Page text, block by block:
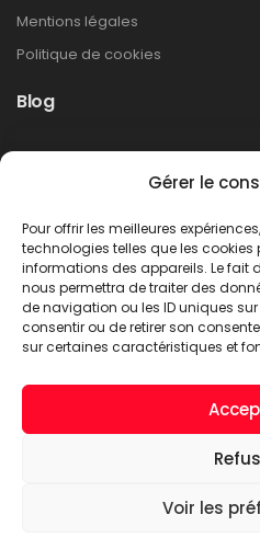
Gérer le
Pour offrir les meilleures
technologies telles que les
informations des appareils. Le fait
nous permettra de traiter des
de navigation ou les ID uniques
consentir ou de retirer son
sur certaines caractéristiques et
Voir les
Mentions légales
Politique de cookies
Blog
Non classé
LIRE PLUS